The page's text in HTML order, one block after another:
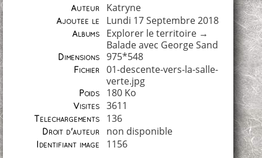
Auteur Katryne
Ajoutée le Lundi 17 Septembre 2018
Albums Explorer le territoire→
Balade avec George Sand
Dimensions 975*548
Fichier
01-descente-vers-la-salle-
verte.jpg
Poids 180 Ko
Visites 3611
Téléchargements 136
Droit d'auteur non disponible
Identifiant image 1156